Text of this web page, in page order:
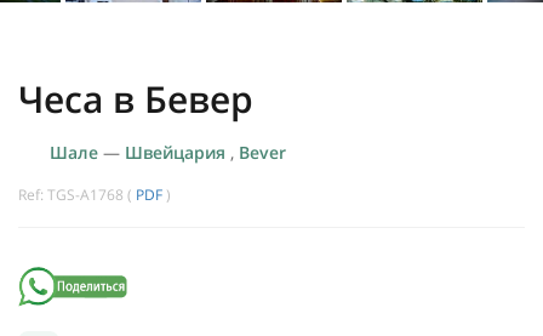
Чеса в Бевер
Шале — Швейцария , Bever
Ref: TGS-A1768 ( PDF )